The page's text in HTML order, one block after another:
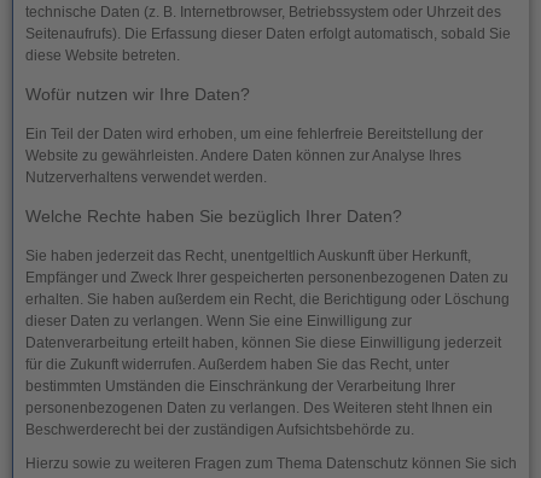
technische Daten (z. B. Internetbrowser, Betriebssystem oder Uhrzeit des
Seitenaufrufs). Die Erfassung dieser Daten erfolgt automatisch, sobald Sie
diese Website betreten.
Wofür nutzen wir Ihre Daten?
Ein Teil der Daten wird erhoben, um eine fehlerfreie Bereitstellung der
Website zu gewährleisten. Andere Daten können zur Analyse Ihres
Nutzerverhaltens verwendet werden.
Welche Rechte haben Sie bezüglich Ihrer Daten?
Sie haben jederzeit das Recht, unentgeltlich Auskunft über Herkunft,
Empfänger und Zweck Ihrer gespeicherten personenbezogenen Daten zu
erhalten. Sie haben außerdem ein Recht, die Berichtigung oder Löschung
dieser Daten zu verlangen. Wenn Sie eine Einwilligung zur
Datenverarbeitung erteilt haben, können Sie diese Einwilligung jederzeit
für die Zukunft widerrufen. Außerdem haben Sie das Recht, unter
bestimmten Umständen die Einschränkung der Verarbeitung Ihrer
personenbezogenen Daten zu verlangen. Des Weiteren steht Ihnen ein
Beschwerderecht bei der zuständigen Aufsichtsbehörde zu.
Hierzu sowie zu weiteren Fragen zum Thema Datenschutz können Sie sich